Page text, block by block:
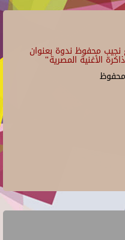
نجيب محفوظ ندوة بعنوان
الأغنية المصرية"